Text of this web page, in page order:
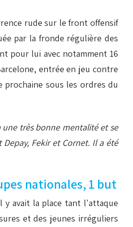
rude sur le front offensif
par la fronde régulière des
pour lui avec notamment 16
entrée en jeu contre
sous les ordres du
très bonne mentalité et se
Fekir et Cornet. Il a été
nationales, 1 but
y avait la place tant l'attaque
et des jeunes irréguliers